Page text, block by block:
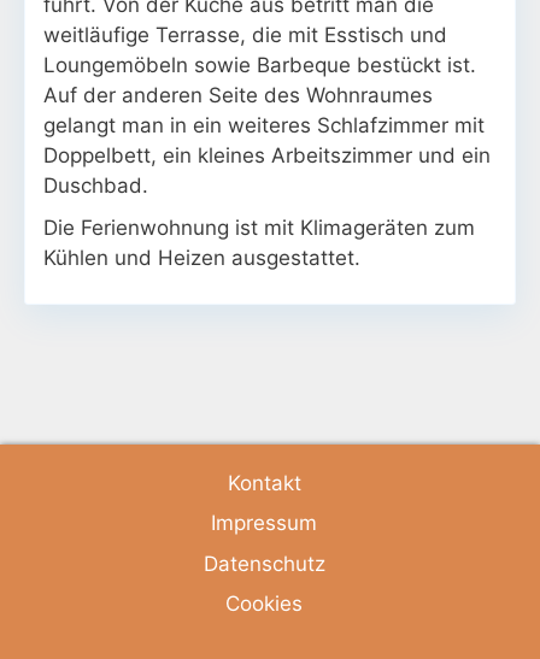
weitläufige Terrasse, die mit Esstisch und
Loungemöbeln sowie Barbeque bestückt ist.
Auf der anderen Seite des Wohnraumes
gelangt man in ein weiteres Schlafzimmer mit
Doppelbett, ein kleines Arbeitszimmer und ein
Duschbad.
Die Ferienwohnung ist mit Klimageräten zum
Kühlen und Heizen ausgestattet.
Kontakt
Impressum
Datenschutz
Cookies